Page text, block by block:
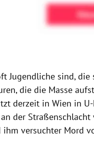
Jugendliche sind,
die die Masse
derzeit in Wien in
der
ihm versuchter Mord